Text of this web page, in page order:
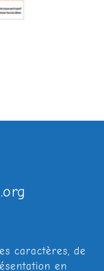
caractères, de
en